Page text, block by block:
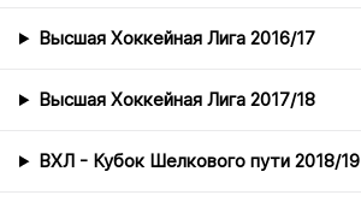
Высшая Хоккейная Лига 2016/17
Высшая Хоккейная Лига 2017/18
ВХЛ - Кубок Шелкового пути 2018/19